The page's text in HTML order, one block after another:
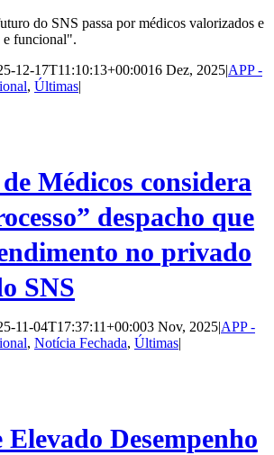
do SNS passa por médicos valorizados e
e funcional".
12-17T11:10:13+00:0016 Dez, 2025|APP -
, Últimas|
Médicos considera
despacho que
no privado
SNS
11-04T17:37:11+00:003 Nov, 2025|APP -
, Notícia Fechada, Últimas|
Elevado Desempenho